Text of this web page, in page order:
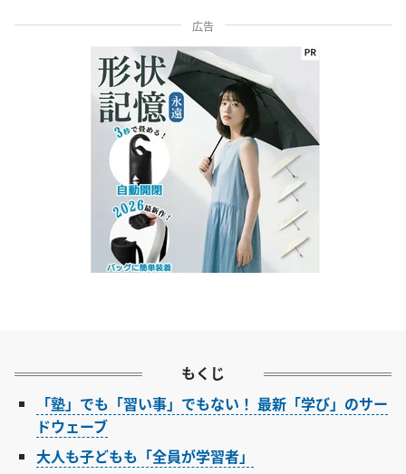
広告
もくじ
「塾」でも「習い事」でもない！ 最新「学び」のサー
ドウェーブ
大人も子どもも「全員が学習者」